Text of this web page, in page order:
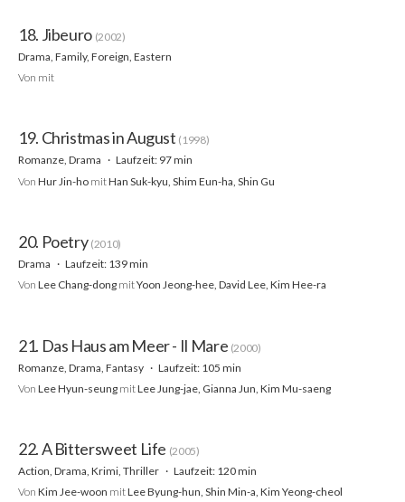
18. Jibeuro (2002)
Drama, Family, Foreign, Eastern
Von mit
19. Christmas in August (1998)
Romanze, Drama
Laufzeit: 97 min
Von Hur Jin-ho mitHan Suk-kyu, Shim Eun-ha, Shin Gu
20. Poetry (2010)
Drama
Laufzeit: 139 min
Von Lee Chang-dong mitYoon Jeong-hee, David Lee, Kim Hee-ra
21. Das Haus am Meer - Il Mare (2000)
Romanze, Drama, Fantasy
Laufzeit: 105 min
Von Lee Hyun-seung mitLee Jung-jae, Gianna Jun, Kim Mu-saeng
22. A Bittersweet Life (2005)
Action, Drama, Krimi, Thriller
Laufzeit: 120 min
Von Kim Jee-woon mitLee Byung-hun, Shin Min-a, Kim Yeong-cheol